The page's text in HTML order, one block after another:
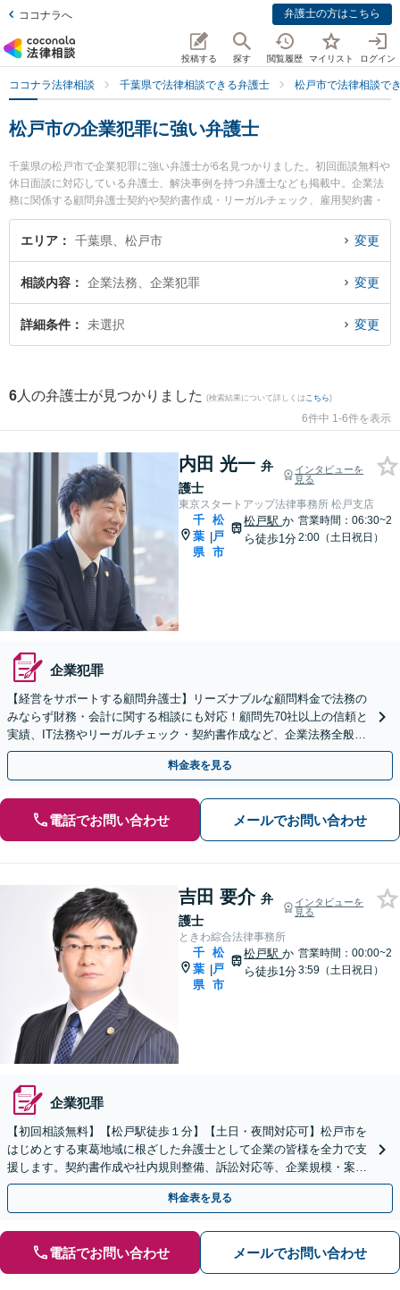
ココナラへ 弁護士の方はこちら
投稿する 探す 閲覧履歴 マイリスト ログイン
ココナラ法律相談 千葉県で法律相談できる弁護士 松戸市で法律相談で
松戸市の企業犯罪に強い弁護士
千葉県の松戸市で企業犯罪に強い弁護士が6名見つかりました。初回面談無料や
休日面談に対応している弁護士、解決事例を持つ弁護士なども掲載中。企業法
務に関係する顧問弁護士契約や契約書作成・リーガルチェック、雇用契約書・
就業規則作成等の細かな分野での絞り込み検索もでき便利です。特に東京スタ
ートアップ法律事務所 松戸支店の内田 光一弁護士やときわ綜合法律事務所の吉
業犯罪のトラブルを今すぐに弁護士に相談したい』『企業犯罪のトラブル解決
の実績豊富な近くの弁護士を検索したい』『初回相談無料で企業犯罪を法律相
談できる松戸市内の弁護士に相談予約したい』などでお困りの相談者さんにお
エリア 千葉県、松戸市 変更
相談内容 企業法務、企業犯罪 変更
詳細条件 未選択 変更
6 人の弁護士が見つかりました (検索結果について詳しくは こちら)
6件中 1-6件を表示
内田 光一 弁
護士
インタビューを
見る
東京スタートアップ法律事務所 松戸支店
千
葉
県
|
松
戸
市
松戸駅か
ら徒歩1分
営業時間：06:30~2
2:00（土日祝日）
企業犯罪
【経営をサポートする顧問弁護士】リーズナブルな顧問料金で法務の
みならず財務・会計に関する相談にも対応！顧問先70社以上の信頼と
実績、IT法務やリーガルチェック・契約書作成など、企業法務全般に
ついてお気軽にご相談ください
料金表を見る
電話でお問い合わせ メールでお問い合わせ
吉田 要介 弁
護士
インタビューを
見る
ときわ綜合法律事務所
千
葉
県
|
松
戸
市
松戸駅か
ら徒歩1分
営業時間：00:00~2
3:59（土日祝日）
企業犯罪
【初回相談無料】【松戸駅徒歩１分】【土日・夜間対応可】松戸市を
はじめとする東葛地域に根ざした弁護士として企業の皆様を全力で支
援します。契約書作成や社内規則整備、訴訟対応等、企業規模・案件
を問わずご相談に乗ります。まずはお問い合わせください。
料金表を見る
電話でお問い合わせ メールでお問い合わせ